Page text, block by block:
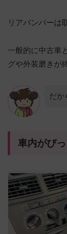
リアバンパーは
一般的に中古車
グや外装磨きが
だか
車内がび